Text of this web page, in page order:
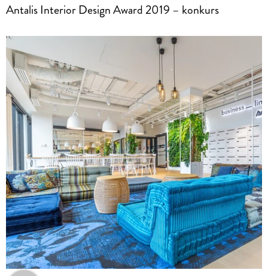
Antalis Interior Design Award 2019 – konkurs